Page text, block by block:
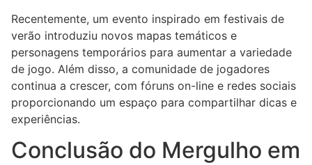
Recentemente, um evento inspirado em festivais de
verão introduziu novos mapas temáticos e
personagens temporários para aumentar a variedade
de jogo. Além disso, a comunidade de jogadores
continua a crescer, com fóruns on-line e redes sociais
proporcionando um espaço para compartilhar dicas e
experiências.
Conclusão do Mergulho em